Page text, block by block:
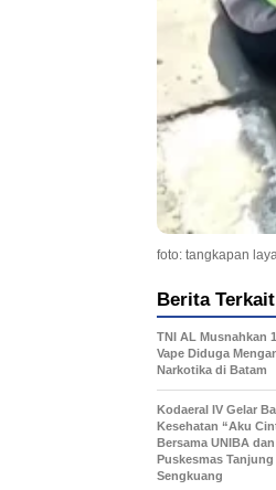
foto: tangkapan
Berita Terkait
TNI AL Musnahkan
Vape Diduga
Narkotika di Batam
Kodaeral IV Gelar
Kesehatan “Aku
Bersama UNIBA dan
Puskesmas Tanjung
Sengkuang